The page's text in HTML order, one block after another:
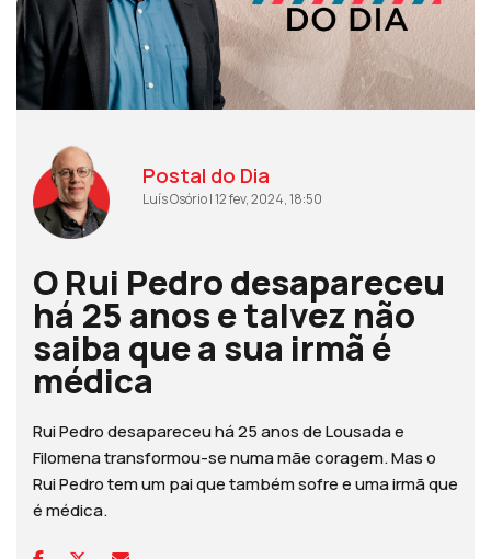
Postal do Dia
Luís Osório | 12 fev, 2024, 18:50
O Rui Pedro desapareceu
há 25 anos e talvez não
saiba que a sua irmã é
médica
Rui Pedro desapareceu há 25 anos de Lousada e
Filomena transformou-se numa mãe coragem. Mas o
Rui Pedro tem um pai que também sofre e uma irmã que
é médica.